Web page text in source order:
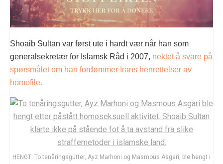
Shoaib Sultan var først ute i hardt vær når han som
generalsekretær for Islamsk Råd i 2007, nektet å svare på
spørsmålet om han fordømmer Irans henrettelser av
homofile.
HENGT: To tenåringsgutter, Ayz Marhoni og Masmous Asgari, ble hengt i